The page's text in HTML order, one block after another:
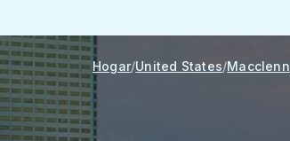
Hogar United States